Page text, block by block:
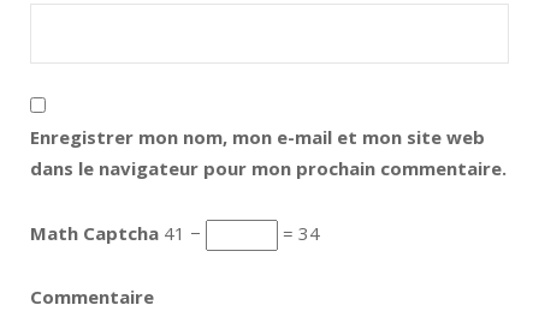
Enregistrer mon nom, mon e-mail et mon site web
dans le navigateur pour mon prochain commentaire.
Math Captcha 41 − = 34
Commentaire